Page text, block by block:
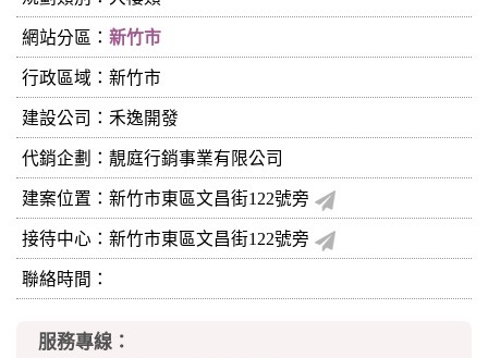
網站分區： 新竹市
行政區域：新竹市
建設公司： 禾逸開發
代銷企劃：靚庭行銷事業有限公司
建案位置：新竹市東區文昌街122號旁
接待中心：新竹市東區文昌街122號旁
聯絡時間：
服務專線：